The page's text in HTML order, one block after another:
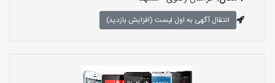
انتقال آگهی به اول لیست (افزایش بازدید)